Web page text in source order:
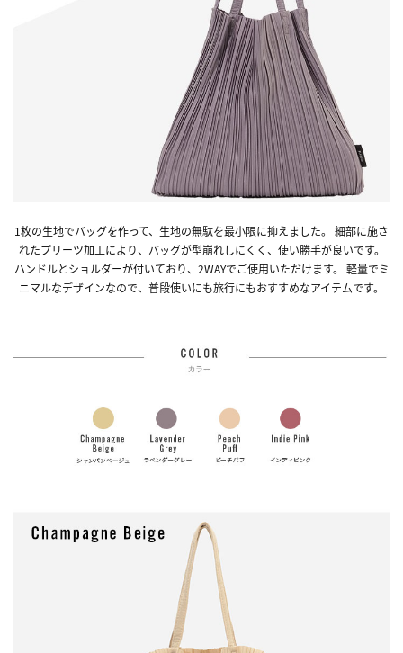
1枚の生地でバッグを作って、生地の無駄を最小限に抑えました。 細部に施さ
れたプリーツ加工により、バッグが型崩れしにくく、使い勝手が良いです。
ハンドルとショルダーが付いており、2WAYでご使用いただけます。 軽量でミ
ニマルなデザインなので、普段使いにも旅行にもおすすめなアイテムです。